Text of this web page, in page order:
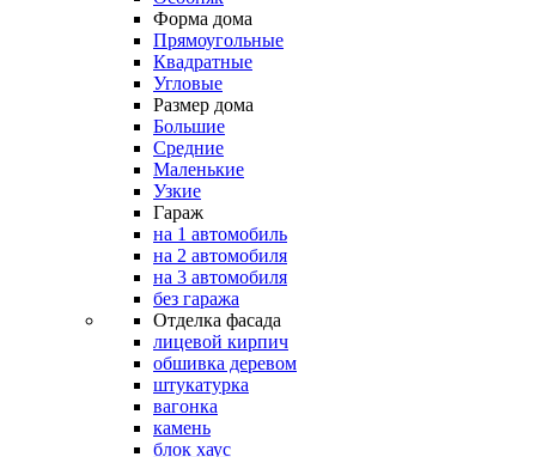
Форма дома
Прямоугольные
Квадратные
Угловые
Размер дома
Большие
Средние
Маленькие
Узкие
Гараж
на 1 автомобиль
на 2 автомобиля
на 3 автомобиля
без гаража
Отделка фасада
лицевой кирпич
обшивка деревом
штукатурка
вагонка
камень
блок хаус